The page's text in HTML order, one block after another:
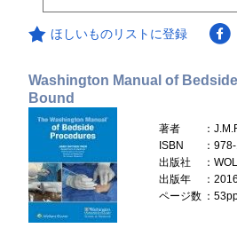
ほしいものリストに登録
Washington Manual of
Bound
著者
：
ISBN
：
出版社
：
出版年
：
ページ数 ：